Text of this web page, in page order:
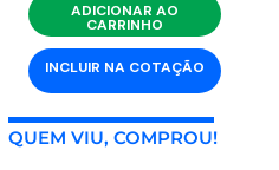
ADICIONAR AO
CARRINHO
INCLUIR NA COTAÇÃO
QUEM VIU, COMPROU!